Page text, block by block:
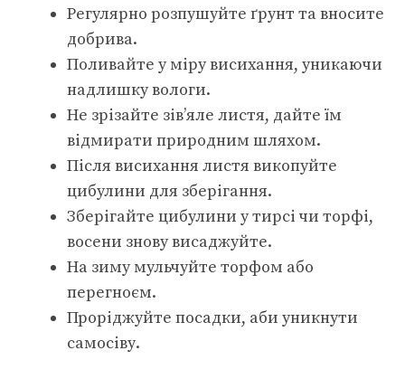
Регулярно розпушуйте ґрунт та вносите
добрива.
Поливайте у міру висихання, уникаючи
надлишку вологи.
Не зрізайте зів’яле листя, дайте їм
відмирати природним шляхом.
Після висихання листя викопуйте
цибулини для зберігання.
Зберігайте цибулини у тирсі чи торфі,
восени знову висаджуйте.
На зиму мульчуйте торфом або
перегноєм.
Проріджуйте посадки, аби уникнути
самосіву.